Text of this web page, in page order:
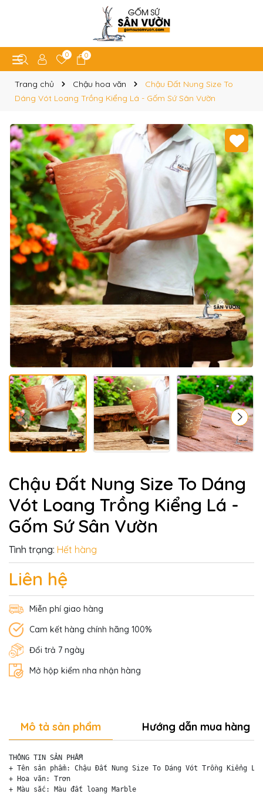
0 0
Trang chủ Chậu hoa văn
Chậu Đất Nung Size To
Dáng Vót Loang Trồng Kiểng Lá - Gốm Sứ Sân Vườn
Chậu Đất Nung Size To Dáng
Vót Loang Trồng Kiểng Lá -
Gốm Sứ Sân Vườn
Tình trạng: Hết hàng
Liên hệ
Miễn phí giao hàng
Cam kết hàng chính hãng 100%
Đổi trả 7 ngày
Mở hộp kiểm nha nhận hàng
Mô tả sản phẩm Hướng dẫn mua hàng
THÔNG TIN SẢN PHẨM
+ Tên sản phẩm: Chậu Đất Nung Size To Dáng Vót Trồng Kiểng Lá
+ Hoa văn: Trơn
+ Màu sắc: Màu đất loang Marble